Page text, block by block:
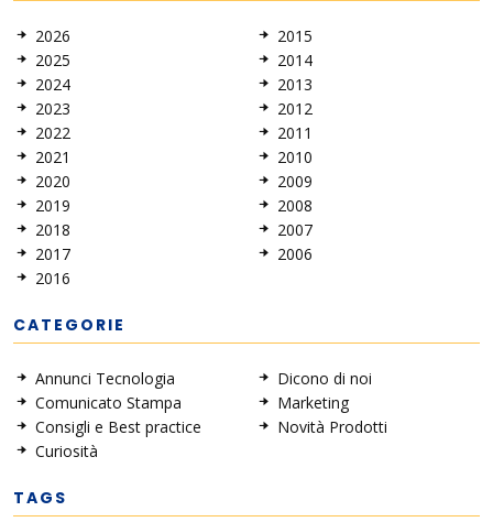
2026
2025
2024
2023
2022
2021
2020
2019
2018
2017
2016
2015
2014
2013
2012
2011
2010
2009
2008
2007
2006
CATEGORIE
Annunci Tecnologia
Comunicato Stampa
Consigli e Best practice
Curiosità
Dicono di noi
Marketing
Novità Prodotti
TAGS